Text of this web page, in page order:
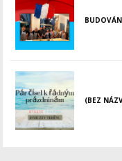
(BEZ